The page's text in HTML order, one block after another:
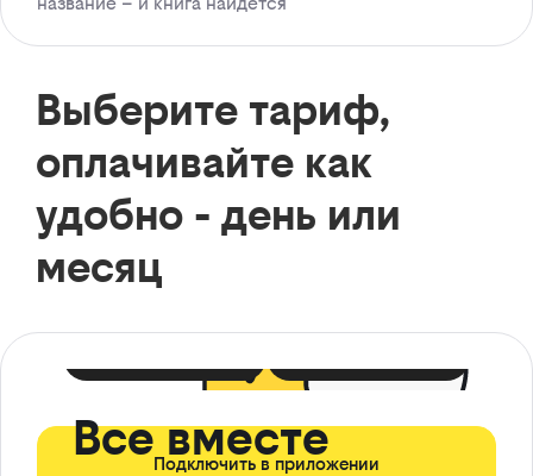
Выберите тариф,
оплачивайте как
удобно - день или
месяц
Все вместе
Подключить в приложении